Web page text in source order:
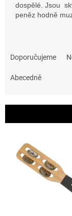
dospělé. Jsou
peněz hodně
r
Doporučujeme
Abecedně